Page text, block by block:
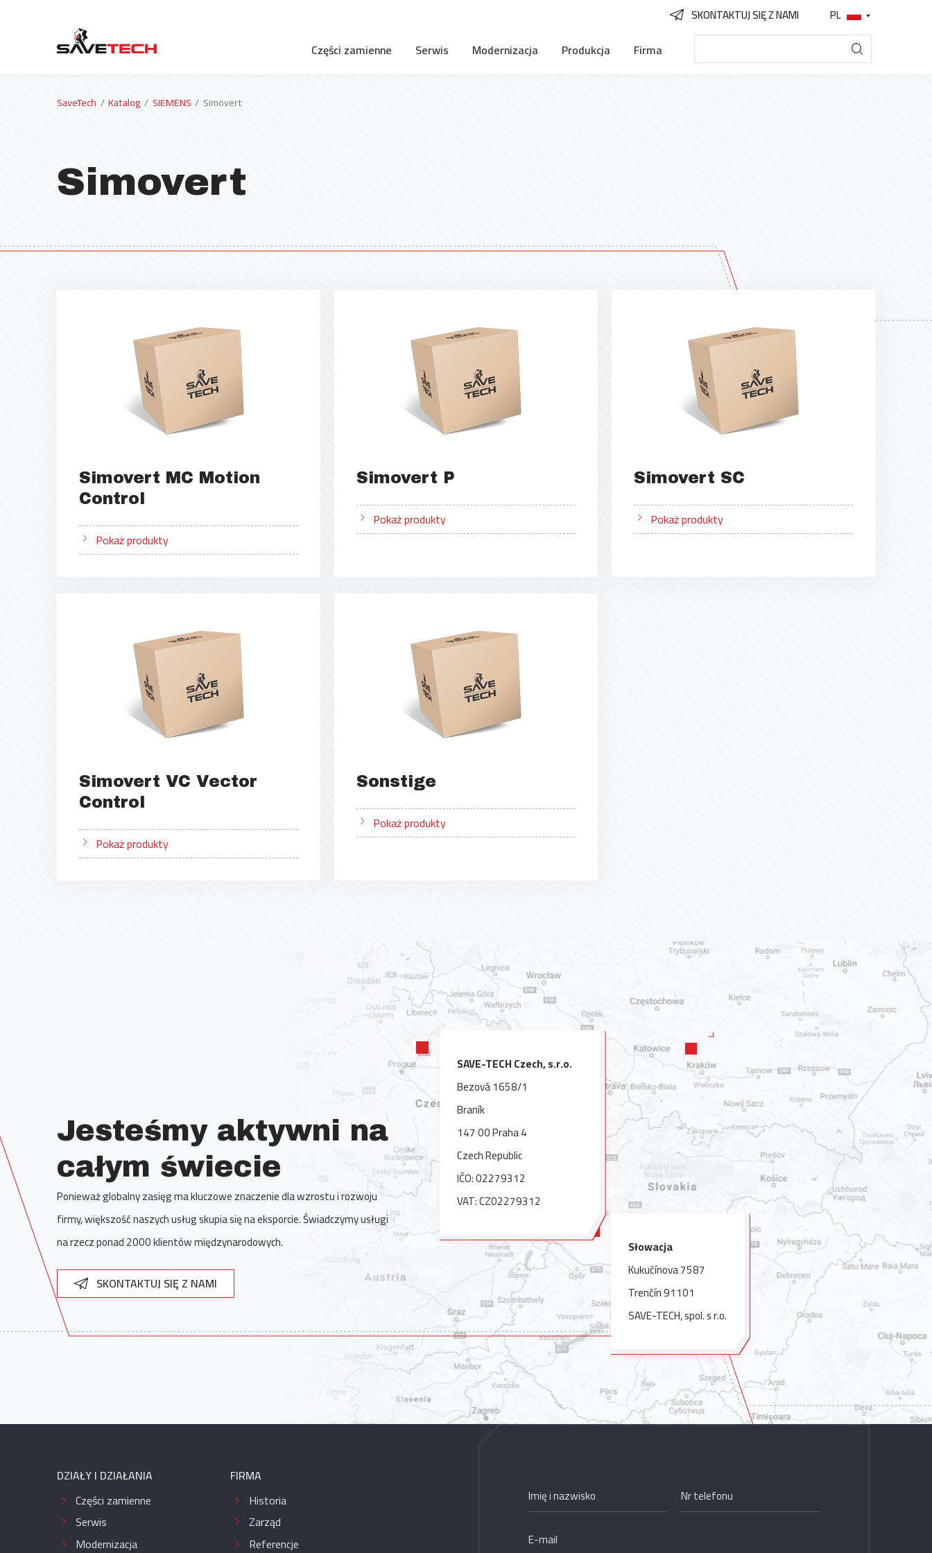
PL
SKONTAKTUJ SIĘ Z NAMI
Części zamienne Serwis Modernizacja Produkcja Firma
SaveTech Katalog SIEMENS Simovert
Simovert
Simovert MC Motion
Control
Pokaż produkty
Simovert P
Pokaż produkty
Simovert SC
Pokaż produkty
Simovert VC Vector
Control
Pokaż produkty
Sonstige
Pokaż produkty
Jesteśmy aktywni na
całym świecie
Ponieważ globalny zasięg ma kluczowe znaczenie dla wzrostu i rozwoju
firmy, większość naszych usług skupia się na eksporcie. Świadczymy usługi
na rzecz ponad 2000 klientów międzynarodowych.
SKONTAKTUJ SIĘ Z NAMI
Słowacja
Kukučínova 7587
Trenčín 91101
SAVE-TECH, spol. s r.o.
SAVE-TECH Czech, s.r.o.
Bezová 1658/1
Braník
147 00 Praha 4
Czech Republic
IČO: 02279312
VAT: CZ02279312
DZIAŁY I DZIAŁANIA
Części zamienne
Serwis
Modernizacja
FIRMA
Historia
Zarząd
Referencje